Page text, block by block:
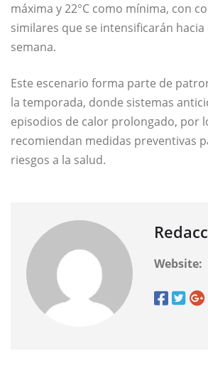
máxima y 22°C como mínima, con
similares que se intensificarán
semana.
Este escenario forma parte de
la temporada, donde sistemas
episodios de calor prolongado, por
recomiendan medidas preventivas
riesgos a la salud.
Website: